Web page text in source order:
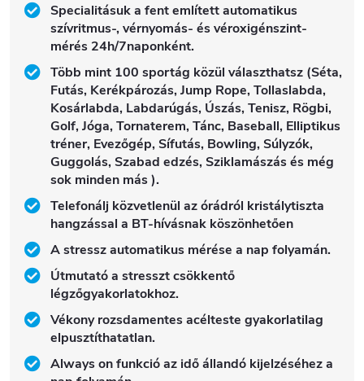
Specialitásuk a fent említett automatikus
szívritmus-, vérnyomás- és véroxigénszint-
mérés 24h/7naponként.
Több mint 100 sportág közül választhatsz (Séta,
Futás, Kerékpározás, Jump Rope, Tollaslabda,
Kosárlabda, Labdarúgás, Úszás, Tenisz, Rögbi,
Golf, Jóga, Tornaterem, Tánc, Baseball, Elliptikus
tréner, Evezőgép, Sífutás, Bowling, Súlyzók,
Guggolás, Szabad edzés, Sziklamászás és még
sok minden más).
Telefonálj közvetlenül az órádról kristálytiszta
hangzással a BT-hívásnak köszönhetően
A stressz automatikus mérése a nap folyamán.
Útmutató a stresszt csökkentő
légzőgyakorlatokhoz.
Vékony rozsdamentes acélteste gyakorlatilag
elpusztíthatatlan.
Always on funkció az idő állandó kijelzéséhez a